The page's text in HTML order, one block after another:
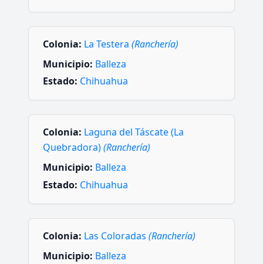
Colonia: La Testera (Ranchería)
Municipio: Balleza
Estado: Chihuahua
Colonia: Laguna del Táscate (La
Quebradora)(Ranchería)
Municipio: Balleza
Estado: Chihuahua
Colonia: Las Coloradas (Ranchería)
Municipio: Balleza